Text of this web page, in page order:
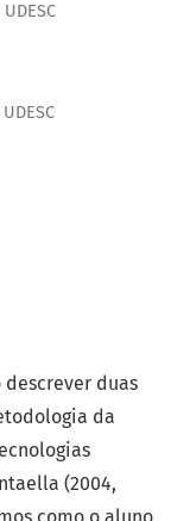
duas
da
(2004,